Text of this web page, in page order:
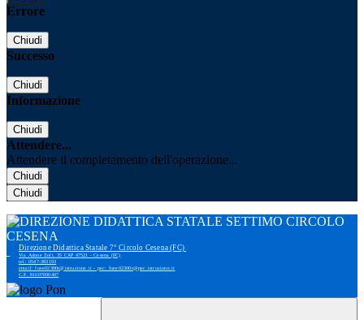
Errore
Chiudi
Successo
Chiudi
Informazione
Chiudi
Attendere...
Attendere il completamento dell'operazione...
Chiudi
Chiudi
Direzione Didattica Statale 7° Circolo Cesena (FC)
Via Adone Zoli, 35 CAP 47521 - Cesena (FC)
tel: 0547-383193
email: foee02300r@istruzione.it - pec: foee02300r@pec.istruzione.it
C.F. 81007690407